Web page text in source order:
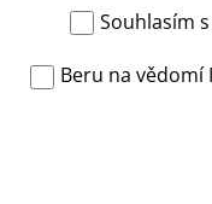
Souhlasím
Beru na